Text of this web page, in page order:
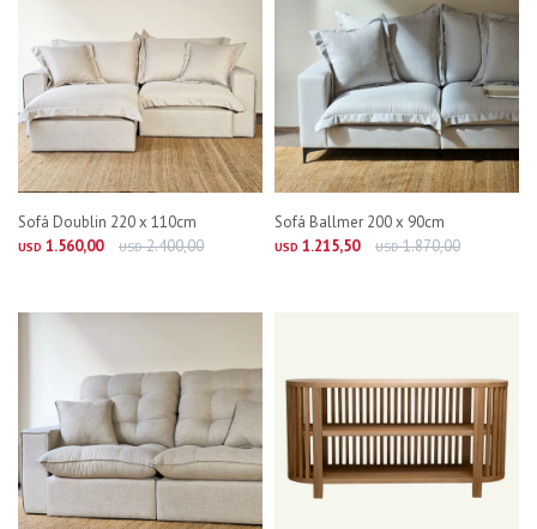
Sofá Doublin 220 x 110cm
USD 1.560,00 USD 2.400,00
Sofá Ballmer 200 x 90cm
USD 1.215,50 USD 1.870,00